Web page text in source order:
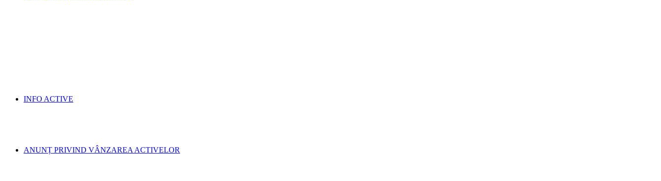
INFO ACTIVE
ANUNȚ PRIVIND VÂNZAREA ACTIVELOR